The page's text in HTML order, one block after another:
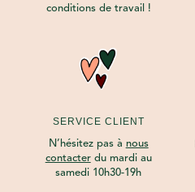
conditions de travail !
SERVICE CLIENT
N’hésitez pas à nous
contacterdu mardi au
samedi 10h30-19h